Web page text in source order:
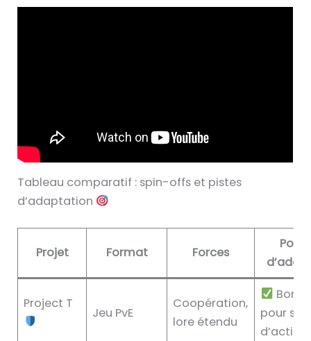
Tableau comparatif : spin-offs et pistes
d’adaptation
Projet Format Forces
Project T
Jeu PvE
Coopération,
lore étendu
pour